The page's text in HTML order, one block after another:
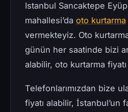
Istanbul Sancaktepe
mahallesi’da oto kurtarma
vermekteyiz. Oto
günün her saatinde bizi
alabilir, oto kurtarma
Telefonlarımızdan bize
fiyatı alabilir, İstanbul’un